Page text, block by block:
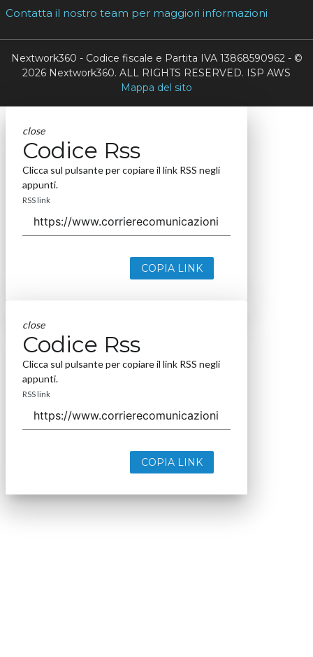
Contatta il nostro team per maggiori informazioni
Nextwork360 - Codice fiscale e Partita IVA 13868590962 - ©
2026 Nextwork360. ALL RIGHTS RESERVED. ISP AWS
Mappa del sito
close
Codice Rss
Clicca sul pulsante per copiare il link RSS negli
appunti.
RSS link
COPIA LINK
close
Codice Rss
Clicca sul pulsante per copiare il link RSS negli
appunti.
RSS link
COPIA LINK